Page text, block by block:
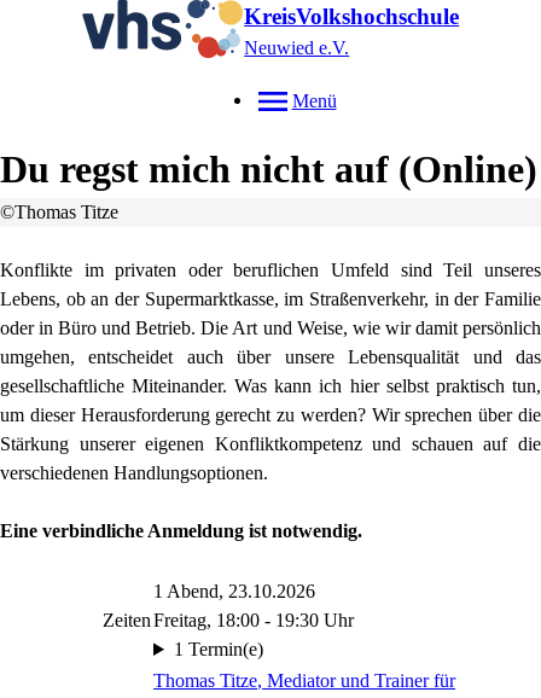
KreisVolkshochschule
Neuwied e.V.
Menü
Du regst mich nicht auf (Online)
©Thomas Titze
Konflikte im privaten oder beruflichen Umfeld sind Teil unseres
Lebens, ob an der Supermarktkasse, im Straßenverkehr, in der Familie
oder in Büro und Betrieb. Die Art und Weise, wie wir damit persönlich
umgehen, entscheidet auch über unsere Lebensqualität und das
gesellschaftliche Miteinander. Was kann ich hier selbst praktisch tun,
um dieser Herausforderung gerecht zu werden? Wir sprechen über die
Stärkung unserer eigenen Konfliktkompetenz und schauen auf die
verschiedenen Handlungsoptionen.
Eine verbindliche Anmeldung ist notwendig.
Zeiten
1 Abend, 23.10.2026
Freitag, 18:00 - 19:30 Uhr
1 Termin(e)
Thomas Titze, Mediator und Trainer für